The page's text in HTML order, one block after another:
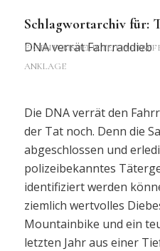
Schlagwortarchiv für:
DNA verrät Fahrraddieb
EIGENTUMSDELIKTE,
ANKLAGE
Die DNA verrät den
der Tat noch. Denn die
abgeschlossen und
polizeibekanntes
identifiziert werden
ziemlich wertvolles
Mountainbike und ein
letzten Jahr aus einer